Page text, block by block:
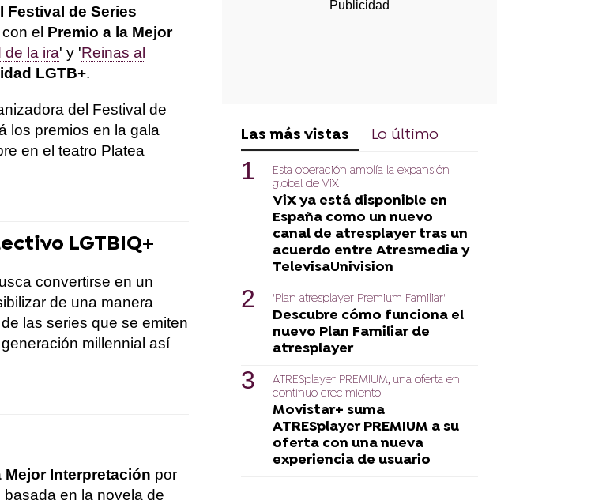
Festival de Series
el Premio a la Mejor
de la ira' y 'Reinas al
LGTB+.
del Festival de
los premios en la gala
en el teatro Platea
LGTBIQ+
convertirse en un
de una manera
las series que se emiten
millennial así
Mejor Interpretación por
basada en la novela de
Las más vistas Lo último
Esta operación amplía la expansión
global de ViX
ViX ya está disponible en
España como un nuevo
canal de atresplayer tras un
acuerdo entre Atresmedia y
TelevisaUnivision
'Plan atresplayer Premium Familiar'
Descubre cómo funciona el
nuevo Plan Familiar de
atresplayer
ATRESplayer PREMIUM, una oferta en
continuo crecimiento
Movistar+ suma
ATRESplayer PREMIUM a su
oferta con una nueva
experiencia de usuario